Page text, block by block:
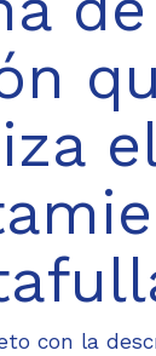
con la